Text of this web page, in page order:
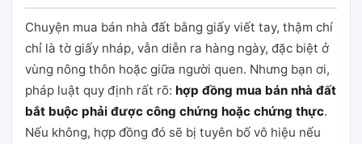
Chuyện mua bán nhà đất bằng giấy viết tay, thậm chí
chỉ là tờ giấy nháp, vẫn diễn ra hàng ngày, đặc biệt ở
vùng nông thôn hoặc giữa người quen. Nhưng bạn ơi,
pháp luật quy định rất rõ: hợp đồng mua bán nhà đất
bắt buộc phải được công chứng hoặc chứng thực.
Nếu không, hợp đồng đó sẽ bị tuyên bố vô hiệu nếu